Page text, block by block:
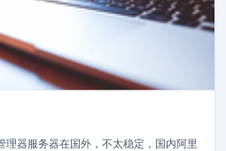
器服务器在国外，不太稳定，国内阿里